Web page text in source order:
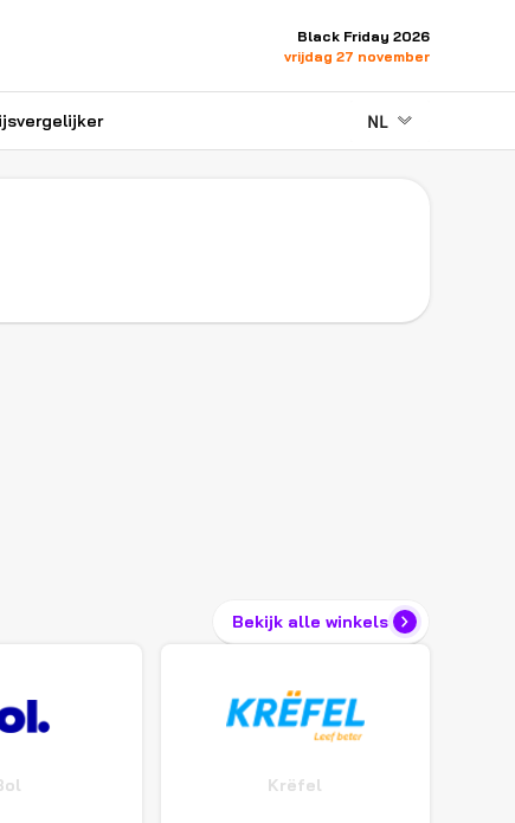
Black Friday 2026
vrijdag 27 november
NL
Bekijk alle winkels
Krëfel